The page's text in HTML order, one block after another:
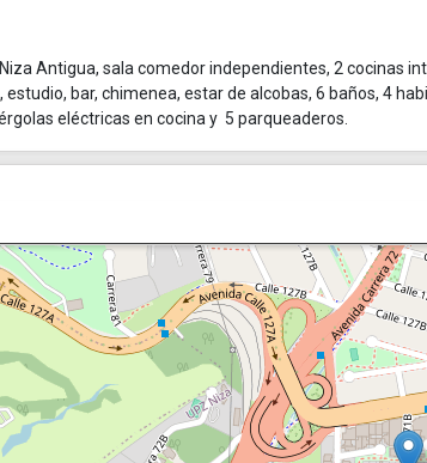
Antigua, sala comedor independientes, 2 cocinas
bar, chimenea, estar de alcobas, 6 baños, 4
eléctricas en cocina y 5 parqueaderos.